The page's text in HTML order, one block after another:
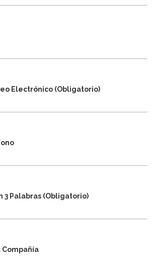
Electrónico (Obligatorio)
3 Palabras (Obligatorio)
Compañía